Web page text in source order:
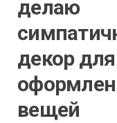
делаю
декор для
вещей